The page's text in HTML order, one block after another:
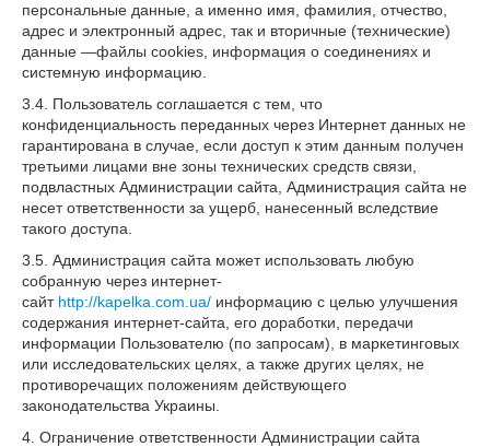
персональные данные, а именно имя, фамилия, отчество,
адрес и электронный адрес, так и вторичные (технические)
данные —файлы cookies, информация о соединениях и
системную информацию.
3.4. Пользователь соглашается с тем, что
конфиденциальность переданных через Интернет данных не
гарантирована в случае, если доступ к этим данным получен
третьими лицами вне зоны технических средств связи,
подвластных Администрации сайта, Администрация сайта не
несет ответственности за ущерб, нанесенный вследствие
такого доступа.
3.5. Администрация сайта может использовать любую
собранную через интернет-
сайт http://kapelka.com.ua/ информацию с целью улучшения
содержания интернет-сайта, его доработки, передачи
информации Пользователю (по запросам), в маркетинговых
или исследовательских целях, а также других целях, не
противоречащих положениям действующего
законодательства Украины.
4. Ограничение ответственности Администрации сайта